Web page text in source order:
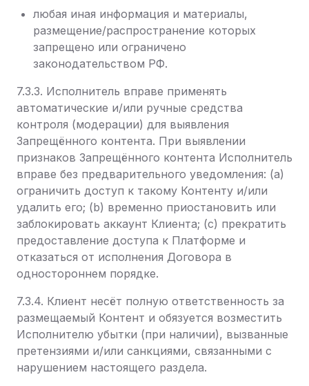
любая иная информация и материалы,
размещение/распространение которых
запрещено или ограничено
законодательством РФ.
7.3.3. Исполнитель вправе применять
автоматические и/или ручные средства
контроля (модерации) для выявления
Запрещённого контента. При выявлении
признаков Запрещённого контента Исполнитель
вправе без предварительного уведомления: (a)
ограничить доступ к такому Контенту и/или
удалить его; (b) временно приостановить или
заблокировать аккаунт Клиента; (c) прекратить
предоставление доступа к Платформе и
отказаться от исполнения Договора в
одностороннем порядке.
7.3.4. Клиент несёт полную ответственность за
размещаемый Контент и обязуется возместить
Исполнителю убытки (при наличии), вызванные
претензиями и/или санкциями, связанными с
нарушением настоящего раздела.